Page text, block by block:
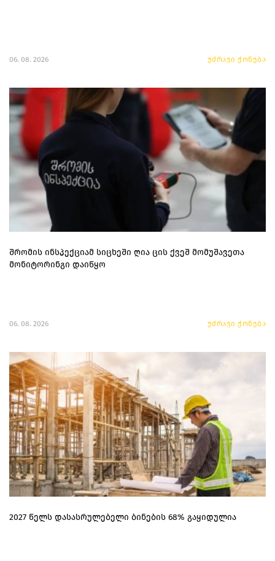
06. 08. 2026 უძრავი ქონება
შრომის ინსპექციამ სიცხეში ღია ცის ქვეშ მომუშავეთა
მონიტორინგი დაიწყო
06. 08. 2026 უძრავი ქონება
2027 წელს დასასრულებელი ბინების 68% გაყიდულია